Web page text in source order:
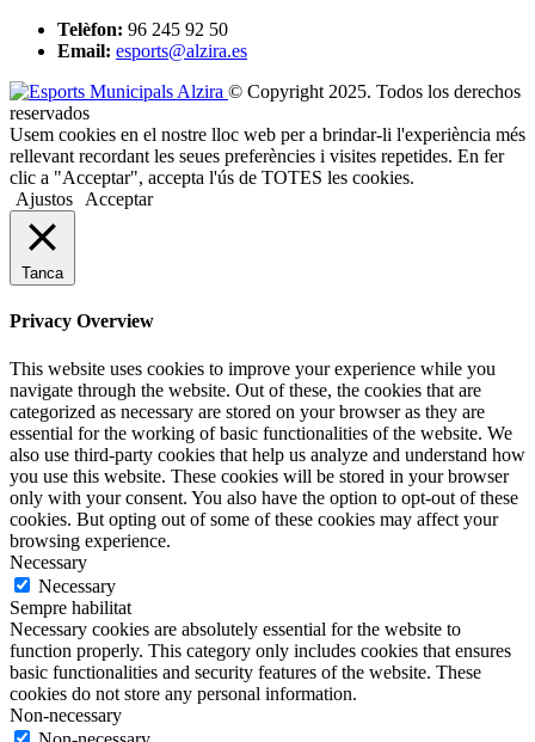
Telèfon: 96 245 92 50
Email: esports@alzira.es
© Copyright 2025. Todos los derechos
reservados
Usem cookies en el nostre lloc web per a brindar-li l'experiència més
rellevant recordant les seues preferències i visites repetides. En fer
clic a "Acceptar", accepta l'ús de TOTES les cookies.
Ajustos
Acceptar
Tanca
Privacy Overview
This website uses cookies to improve your experience while you
navigate through the website. Out of these, the cookies that are
categorized as necessary are stored on your browser as they are
essential for the working of basic functionalities of the website. We
also use third-party cookies that help us analyze and understand how
you use this website. These cookies will be stored in your browser
only with your consent. You also have the option to opt-out of these
cookies. But opting out of some of these cookies may affect your
browsing experience.
Necessary
Necessary
Sempre habilitat
Necessary cookies are absolutely essential for the website to
function properly. This category only includes cookies that ensures
basic functionalities and security features of the website. These
cookies do not store any personal information.
Non-necessary